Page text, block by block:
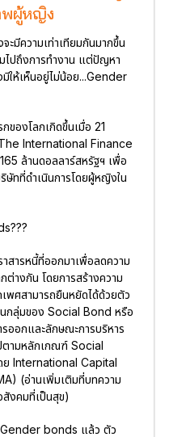
พผู้หญิง
ะมีความเท่าเทียมกันมากขึ้น
ไปถึงการทำงาน แต่ปัญหา
ให้เห็นอยู่ไม่น้อย...Gender
องโลกเกิดขึ้นเมื่อ 21
International Finance
ล้านดอลลาร์สหรัฐฯ เพื่อ
ษัทที่ดำเนินการโดยผู้หญิงใน
ารหนี้ที่ออกมาเพื่อลดความ
างกัน โดยการสร้างความ
เพศสามารถยืนหยัดได้ด้วยตัว
กลุ่มของ Social Bond หรือ
อกและลักษณะการบริหาร
ตามหลักเกณฑ์ Social
International Capital
(อ่านเพิ่มเติมที่บทความ
งคมที่เป็นสุข)
Gender bonds แล้ว ตัว